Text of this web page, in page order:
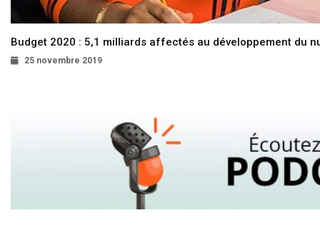
Budget 2020 : 5,1 milliards affectés au développement du
25 novembre 2019